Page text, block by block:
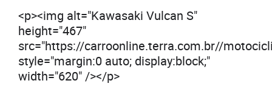
<p><img alt="Kawasaki Vulcan S"
height="467"
src="https://carroonline.terra.com.br//
style="margin:0 auto; display:block;"
width="620" /></p>